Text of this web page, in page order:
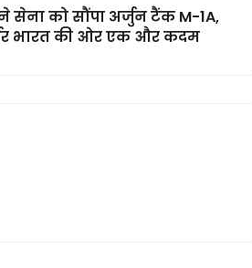
ने सेना को सौंपा अर्जुन टैंक M-1A,
भारत की ओर एक और कदम